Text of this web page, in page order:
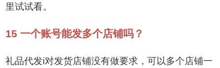
里试试看。
15 一个账号能发多个店铺吗？
礼品代发i对发货店铺没有做要求，可以多个店铺一